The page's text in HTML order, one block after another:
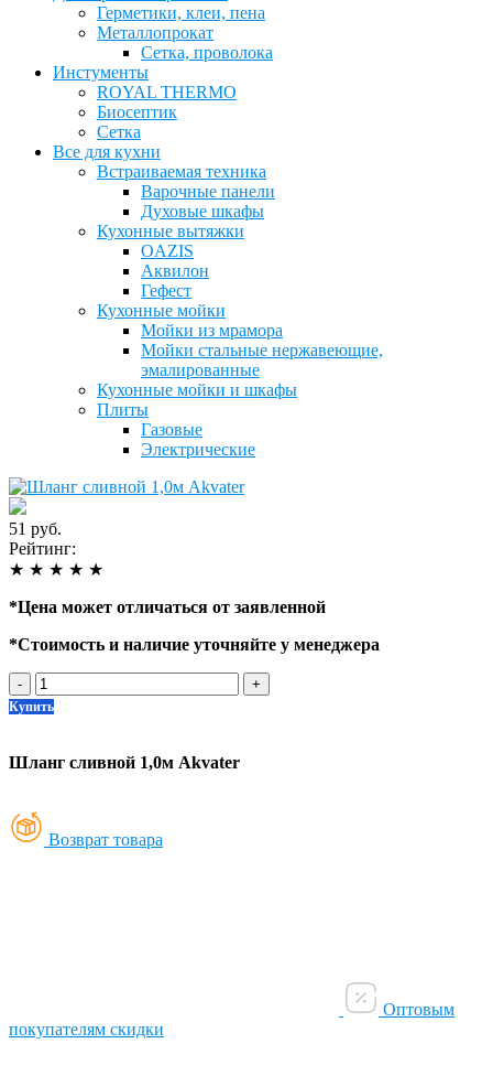
Герметики, клеи, пена
Металлопрокат
Сетка, проволока
Инстументы
ROYAL THERMO
Биосептик
Сетка
Все для кухни
Встраиваемая техника
Варочные панели
Духовые шкафы
Кухонные вытяжки
OAZIS
Аквилон
Гефест
Кухонные мойки
Мойки из мрамора
Мойки стальные нержавеющие,
эмалированные
Кухонные мойки и шкафы
Плиты
Газовые
Электрические
51 руб.
Рейтинг:
★ ★ ★ ★ ★
*Цена может отличаться от заявленной
*Стоимость и наличие уточняйте у менеджера
- +
Купить
Шланг сливной 1,0м Akvater
Возврат товара
Оптовым
покупателям скидки